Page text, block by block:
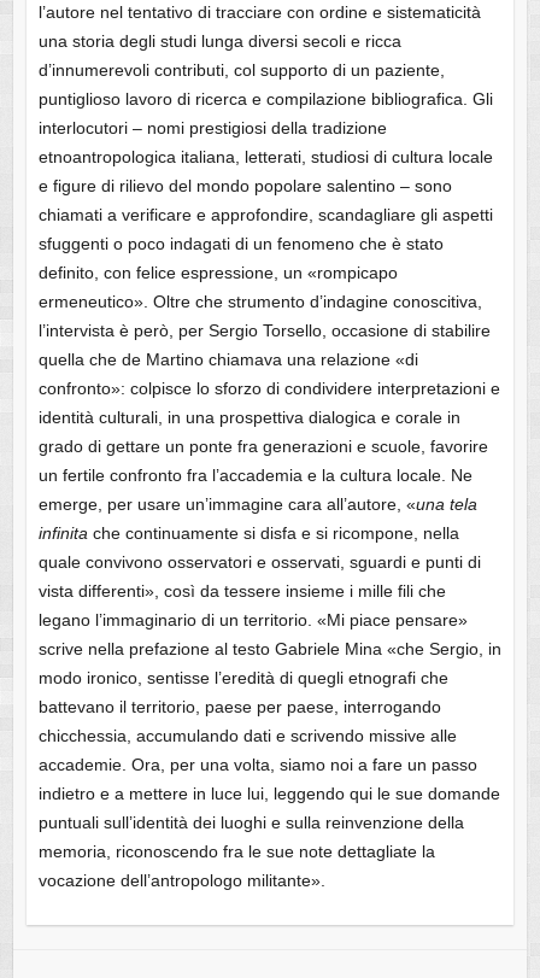
l’autore nel tentativo di tracciare con ordine e sistematicità
una storia degli studi lunga diversi secoli e ricca
d’innumerevoli contributi, col supporto di un paziente,
puntiglioso lavoro di ricerca e compilazione bibliografica. Gli
interlocutori – nomi prestigiosi della tradizione
etnoantropologica italiana, letterati, studiosi di cultura locale
e figure di rilievo del mondo popolare salentino – sono
chiamati a verificare e approfondire, scandagliare gli aspetti
sfuggenti o poco indagati di un fenomeno che è stato
definito, con felice espressione, un «rompicapo
ermeneutico». Oltre che strumento d’indagine conoscitiva,
l’intervista è però, per Sergio Torsello, occasione di stabilire
quella che de Martino chiamava una relazione «di
confronto»: colpisce lo sforzo di condividere interpretazioni e
identità culturali, in una prospettiva dialogica e corale in
grado di gettare un ponte fra generazioni e scuole, favorire
un fertile confronto fra l’accademia e la cultura locale. Ne
emerge, per usare un’immagine cara all’autore, «una tela
infinita che continuamente si disfa e si ricompone, nella
quale convivono osservatori e osservati, sguardi e punti di
vista differenti», così da tessere insieme i mille fili che
legano l’immaginario di un territorio. «Mi piace pensare»
scrive nella prefazione al testo Gabriele Mina «che Sergio, in
modo ironico, sentisse l’eredità di quegli etnografi che
battevano il territorio, paese per paese, interrogando
chicchessia, accumulando dati e scrivendo missive alle
accademie. Ora, per una volta, siamo noi a fare un passo
indietro e a mettere in luce lui, leggendo qui le sue domande
puntuali sull’identità dei luoghi e sulla reinvenzione della
memoria, riconoscendo fra le sue note dettagliate la
vocazione dell’antropologo militante».